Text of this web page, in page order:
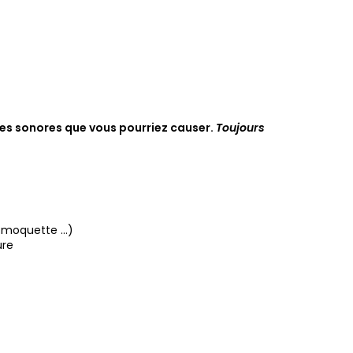
sonores que vous pourriez causer. Toujours
...)